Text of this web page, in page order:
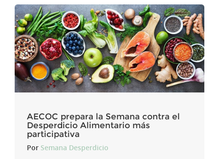
AECOC prepara la Semana contra el
Desperdicio Alimentario más
participativa
Por Semana Desperdicio